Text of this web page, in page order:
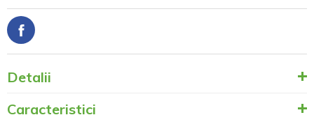
Detalii
Caracteristici